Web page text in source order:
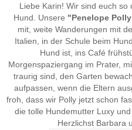
Liebe Karin! Wir sind euch so
Hund. Unsere "Penelope
mit, weite Wanderungen mit
Italien, in der Schule beim
Hund ist, ins Café
Morgenspaziergang im Prater,
traurig sind, den Garten
aufpassen, wenn die Eltern
froh, dass wir Polly jetzt schon
die tolle Hundemutter Luxy
Herzlichst Barbara